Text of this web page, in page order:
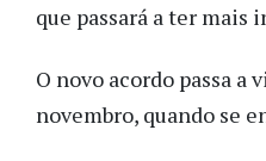
que passará a ter mais
O novo acordo passa a
novembro, quando se